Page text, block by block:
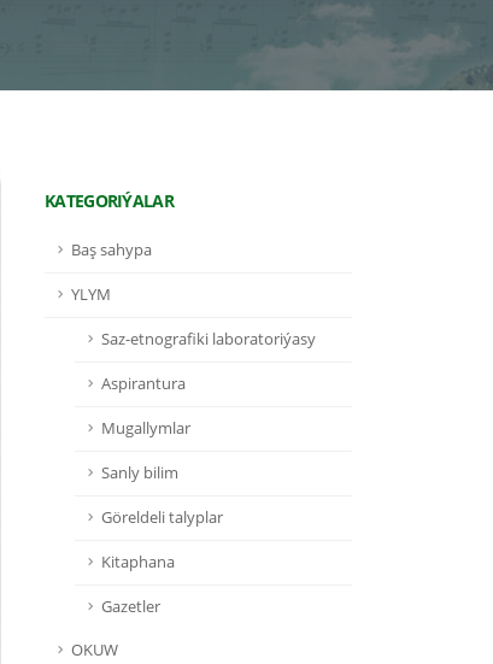
KATEGORIÝALAR
Baş sahypa
YLYM
Saz-etnografiki laboratoriýasy
Aspirantura
Mugallymlar
Sanly bilim
Göreldeli talyplar
Kitaphana
Gazetler
OKUW